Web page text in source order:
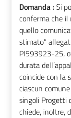
Domanda : Si
conferma che il
quello
stimato”
PI593923-25,
durata
coincide con la
ciascun
singoli Progetti
chiede, inoltre,